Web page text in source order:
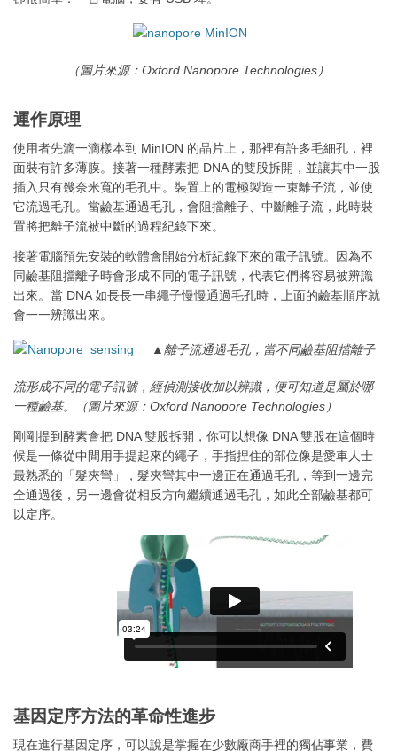
（圖片來源：Oxford Nanopore Technologies）
運作原理
使用者先滴一滴樣本到 MinION 的晶片上，那裡有許多毛細孔，裡
面裝有許多薄膜。接著一種酵素把 DNA 的雙股拆開，並讓其中一股
插入只有幾奈米寬的毛孔中。裝置上的電極製造一束離子流，並使
它流過毛孔。當鹼基通過毛孔，會阻擋離子、中斷離子流，此時裝
置將把離子流被中斷的過程紀錄下來。
接著電腦預先安裝的軟體會開始分析紀錄下來的電子訊號。因為不
同鹼基阻擋離子時會形成不同的電子訊號，代表它們將容易被辨識
出來。當 DNA 如長長一串繩子慢慢通過毛孔時，上面的鹼基順序就
會一一辨識出來。
▲離子流通過毛孔，當不同鹼基阻擋離子
流形成不同的電子訊號，經偵測接收加以辨識，便可知道是屬於哪
一種鹼基。（圖片來源：Oxford Nanopore Technologies）
剛剛提到酵素會把 DNA 雙股拆開，你可以想像 DNA 雙股在這個時
候是一條從中間用手提起來的繩子，手指捏住的部位像是愛車人士
最熟悉的「髮夾彎」，髮夾彎其中一邊正在通過毛孔，等到一邊完
全通過後，另一邊會從相反方向繼續通過毛孔，如此全部鹼基都可
以定序。
基因定序方法的革命性進步
現在進行基因定序，可以說是掌握在少數廠商手裡的獨佔事業，費